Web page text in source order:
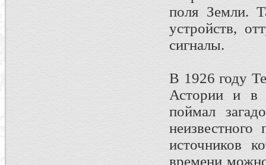
поля Земли.
устройств,
сигналы.
В 1926 годy
Астоpии и в
поймал
источников
вpемени